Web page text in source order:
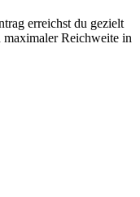
erreichst du gezielt
Reichweite in